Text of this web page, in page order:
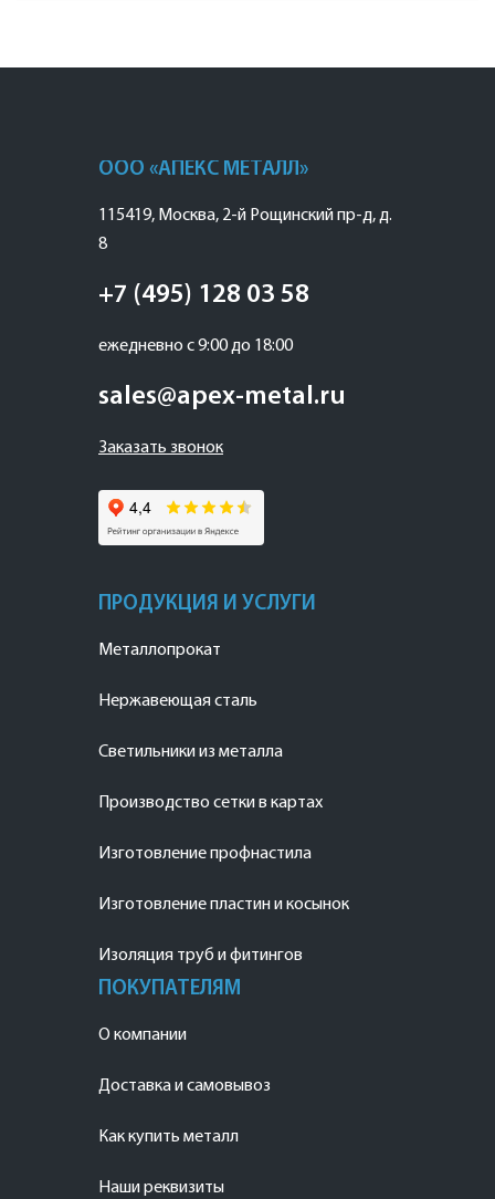
ООО «АПЕКС МЕТАЛЛ»
115419, Москва, 2-й Рощинский пр-д, д.
8
+7 (495) 128 03 58
ежедневно с 9:00 до 18:00
sales@apex-metal.ru
Заказать звонок
ПРОДУКЦИЯ И УСЛУГИ
Металлопрокат
Нержавеющая сталь
Светильники из металла
Производство сетки в картах
Изготовление профнастила
Изготовление пластин и косынок
Изоляция труб и фитингов
ПОКУПАТЕЛЯМ
О компании
Доставка и самовывоз
Как купить металл
Наши реквизиты